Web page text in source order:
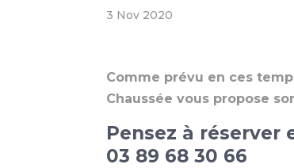
3 Nov 2020
Comme prévu en ces
Chaussée vous propose
Pensez à réserver
03 89 68 30 66